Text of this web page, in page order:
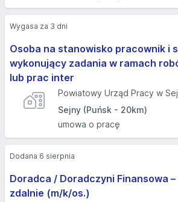
Osoba na stanowisko pracownik i
wykonujący zadania w ramach
lub prac inter
Powiatowy Urząd Pracy w
Sejny (Puńsk - 20km)
umowa o pracę
Wygasa za 3 dni
Doradca / Doradczyni Finansowa
zdalnie (m/k/os.)
Dodana 6 sierpnia